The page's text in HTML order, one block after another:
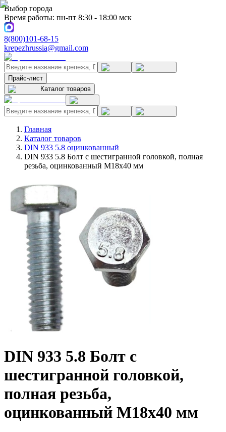
Выбор города
Время работы: пн-пт 8:30 - 18:00 мск
8(800)101-68-15
krepezhrussia@gmail.com
Прайс-лист
Каталог товаров
Главная
Каталог товаров
DIN 933 5.8 оцинкованный
DIN 933 5.8 Болт с шестигранной головкой, полная
резьба, оцинкованный M18x40 мм
DIN 933 5.8 Болт с
шестигранной головкой,
полная резьба,
оцинкованный M18x40 мм